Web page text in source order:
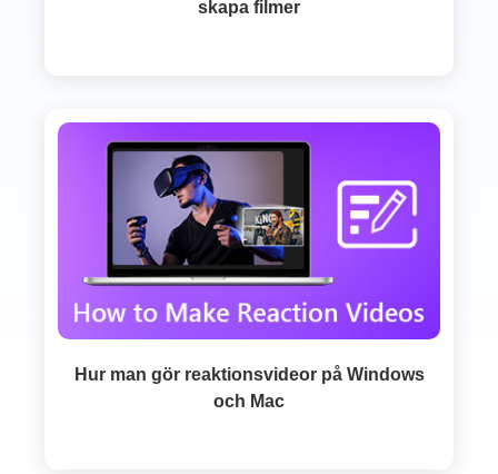
skapa filmer
Hur man gör reaktionsvideor på Windows
och Mac